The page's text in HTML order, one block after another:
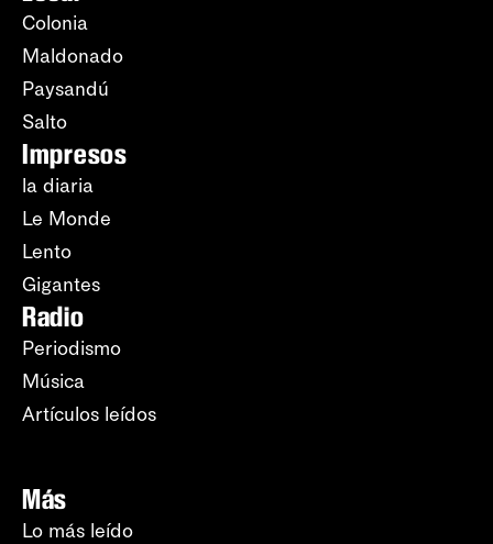
Colonia
Maldonado
Paysandú
Salto
Impresos
la diaria
Le Monde
Lento
Gigantes
Radio
Periodismo
Música
Artículos leídos
Más
Lo más leído